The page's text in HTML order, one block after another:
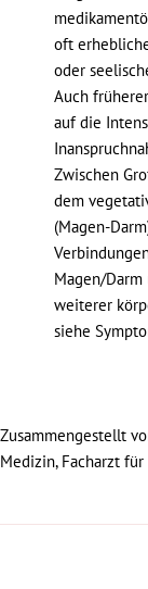
oft
oder
Auch
auf die
Zwischen
dem
(Magen-
Magen/Darm
weiterer
siehe
Zusammengestellt
Medizin, Facharzt